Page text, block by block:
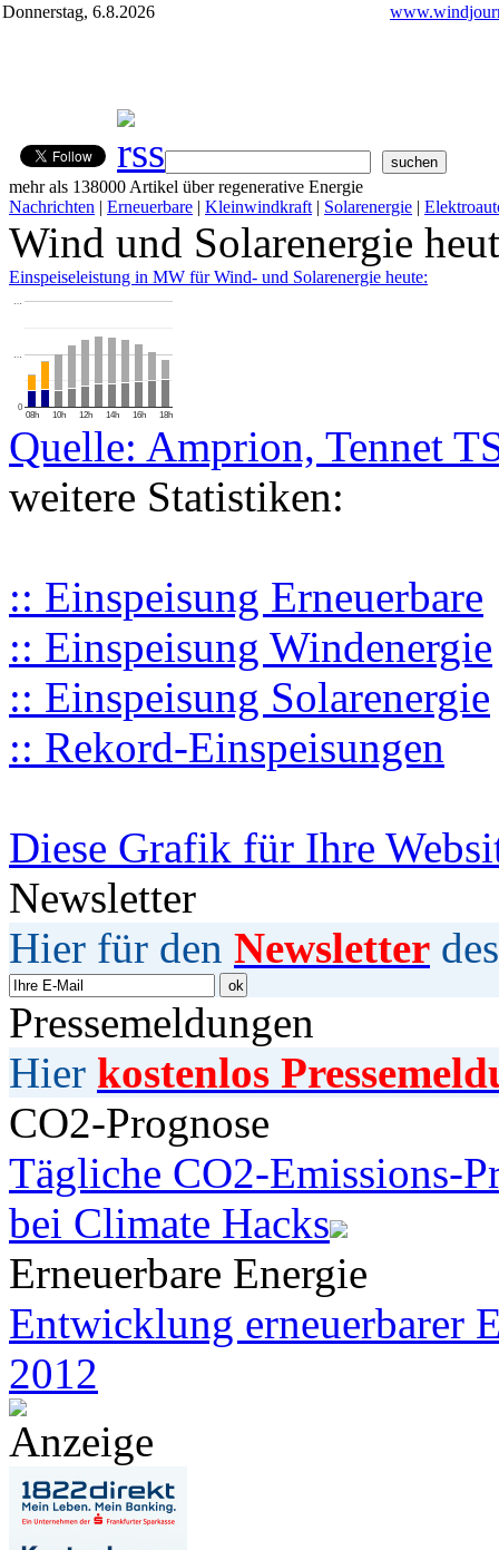
Donnerstag, 6.8.2026
mehr als 138000 Artikel über regenerative Energie
Nachrichten | Erneuerbare | Kleinwindkraft | Solarenergie |
Wind und Solarenergie
Einspeiseleistung in MW für Wind- und Solarenergie heute:
08h 10h 12h 14h 16h 18h
0
…
…
Quelle: Amprion, Tennet
weitere Statistiken:
:: Einspeisung Erneuerbare
:: Einspeisung Windenergie
:: Einspeisung Solarenergie
:: Rekord-Einspeisungen
Diese Grafik für Ihre
Newsletter
Hier für den Newsletter
Pressemeldungen
Hier kostenlos
CO2-Prognose
Tägliche CO2-Emissions-
bei Climate Hacks
Erneuerbare Energie
Entwicklung erneuerbarer
2012
Anzeige